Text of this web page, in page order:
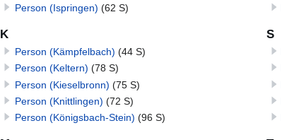
Person (Ispringen) (62 S)
K
Person (Kämpfelbach) (44 S)
Person (Keltern) (78 S)
Person (Kieselbronn) (75 S)
Person (Knittlingen) (72 S)
Person (Königsbach-Stein) (96 S)
S